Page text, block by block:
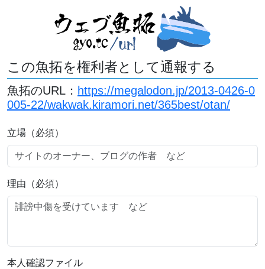
この魚拓を権利者として通報する
魚拓のURL： https://megalodon.jp/2013-0426-0
005-22/wakwak.kiramori.net/365best/otan/
立場（必須）
理由（必須）
本人確認ファイル